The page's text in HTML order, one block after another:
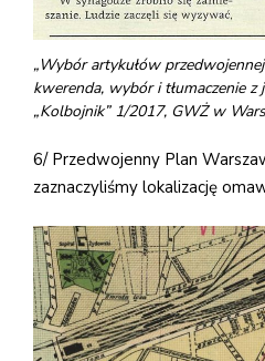
„Wybór artykułów
kwerenda, wybór i tłumaczenie z
„Kolbojnik” 1/2017, GWŻ w
6/ Przedwojenny Plan
zaznaczyliśmy lokalizację